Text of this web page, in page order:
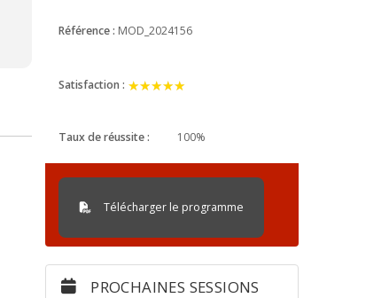
Référence : MOD_2024156
Satisfaction : ★★★★★
★★★★★
Taux de réussite : 100%
Télécharger le programme
PROCHAINES SESSIONS